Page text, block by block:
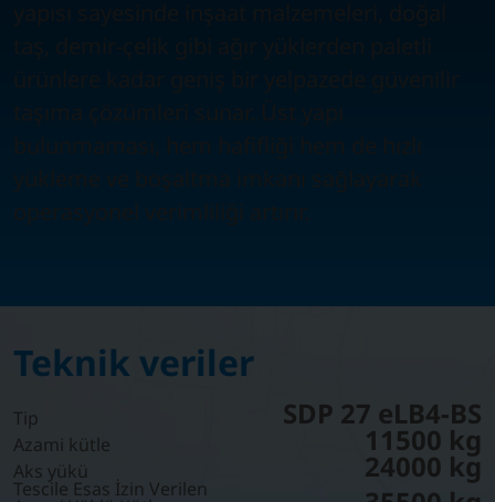
Teknik veriler
Tip SDP 27 eLB4-BS
Azami kütle 11500 kg
Aks yükü 24000 kg
Tescile Esas İzin Verilen